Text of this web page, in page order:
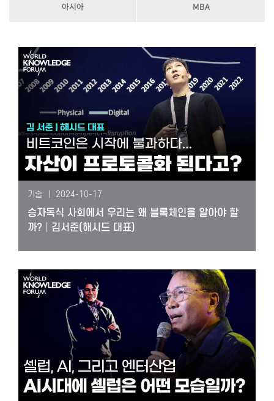
아시아 MBA
기술 2024-10-17
승자독식 사회에서 우리는 왜 블록체인을 알아야 할
까?│김서준(해시드 대표)